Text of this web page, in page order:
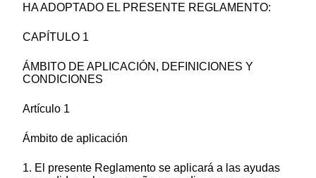
HA ADOPTADO EL PRESENTE REGLAMENTO:
CAPÍTULO 1
ÁMBITO DE APLICACIÓN, DEFINICIONES Y
CONDICIONES
Artículo 1
Ámbito de aplicación
1. El presente Reglamento se aplicará a las ayudas